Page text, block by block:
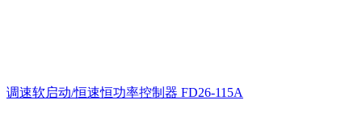
调速软启动/恒速恒功率控制器 FD26-115A